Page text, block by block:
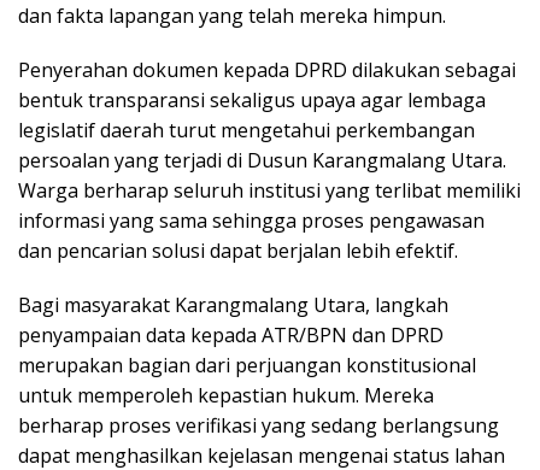
dan fakta lapangan yang telah mereka himpun.
Penyerahan dokumen kepada DPRD dilakukan sebagai
bentuk transparansi sekaligus upaya agar lembaga
legislatif daerah turut mengetahui perkembangan
persoalan yang terjadi di Dusun Karangmalang Utara.
Warga berharap seluruh institusi yang terlibat memiliki
informasi yang sama sehingga proses pengawasan
dan pencarian solusi dapat berjalan lebih efektif.
Bagi masyarakat Karangmalang Utara, langkah
penyampaian data kepada ATR/BPN dan DPRD
merupakan bagian dari perjuangan konstitusional
untuk memperoleh kepastian hukum. Mereka
berharap proses verifikasi yang sedang berlangsung
dapat menghasilkan kejelasan mengenai status lahan